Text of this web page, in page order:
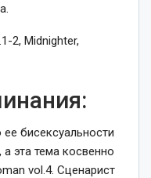
2, Midnighter,
бисексуальности
эта тема косвенно
vol.4. Сценарист